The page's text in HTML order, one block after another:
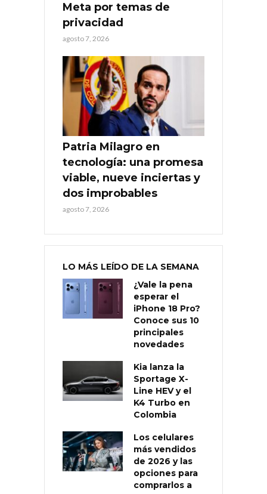
Meta por temas de
privacidad
agosto 7, 2026
Patria Milagro en
tecnología: una promesa
viable, nueve inciertas y
dos improbables
agosto 7, 2026
LO MÁS LEÍDO DE LA SEMANA
¿Vale la pena
esperar el
iPhone 18 Pro?
Conoce sus 10
principales
novedades
Kia lanza la
Sportage X-
Line HEV y el
K4 Turbo en
Colombia
Los celulares
más vendidos
de 2026 y las
opciones para
comprarlos a